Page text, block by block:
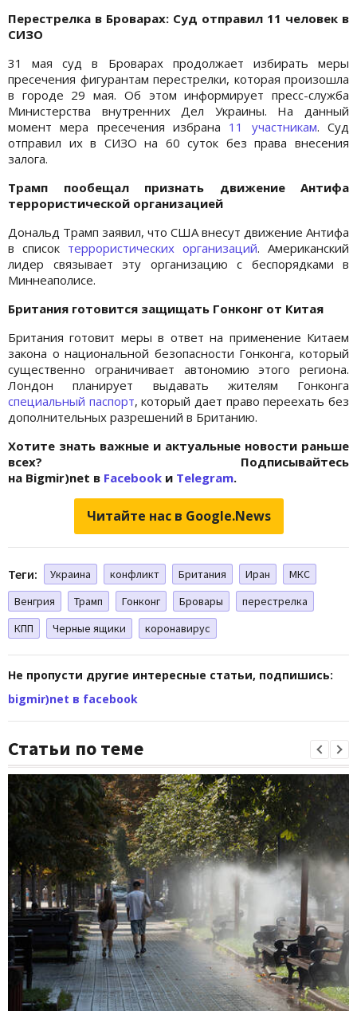
Перестрелка в Броварах: Суд отправил 11 человек в
СИЗО
31 мая суд в Броварах продолжает избирать меры
пресечения фигурантам перестрелки, которая произошла
в городе 29 мая. Об этом информирует пресс-служба
Министерства внутренних Дел Украины. На данный
момент мера пресечения избрана 11 участникам. Суд
отправил их в СИЗО на 60 суток без права внесения
залога.
Трамп пообещал признать движение Антифа
террористической организацией
Дональд Трамп заявил, что США внесут движение Антифа
в список террористических организаций. Американский
лидер связывает эту организацию с беспорядками в
Миннеаполисе.
Британия готовится защищать Гонконг от Китая
Британия готовит меры в ответ на применение Китаем
закона о национальной безопасности Гонконга, который
существенно ограничивает автономию этого региона.
Лондон планирует выдавать жителям Гонконга
специальный паспорт, который дает право переехать без
дополнительных разрешений в Британию.
Хотите знать важные и актуальные новости раньше
всех? Подписывайтесь
на Bigmir)net в Facebook и Telegram.
Читайте нас в Google.News
Теги: Украина конфликт Британия Иран
МКС
Венгрия
Трамп Гонконг Бровары
перестрелка
КПП
Черные ящики коронавирус
Не пропусти другие интересные статьи, подпишись:
bigmir)net в facebook
Статьи по теме